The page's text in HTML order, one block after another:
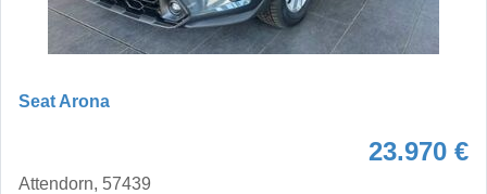
Seat Arona
23.970 €
Attendorn, 57439